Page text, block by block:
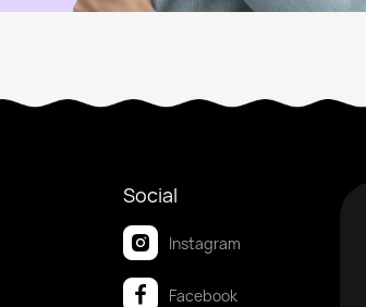
Social
Instagram
Facebook